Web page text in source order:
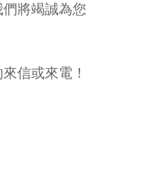
將竭誠為您
信或來電！